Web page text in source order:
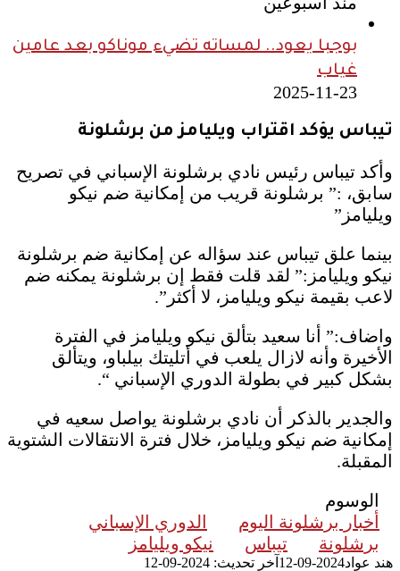
بوجبا يعود.. لمساته تضيء موناكو بعد عامين
غياب
2025-11-23
تيباس يؤكد اقتراب ويليامز من برشلونة
وأكد تيباس رئيس نادي برشلونة الإسباني في تصريح
سابق، :” برشلونة قريب من إمكانية ضم نيكو
ويليامز”
بينما علق تيباس عند سؤاله عن إمكانية ضم برشلونة
نيكو ويليامز:” لقد قلت فقط إن برشلونة يمكنه ضم
لاعب بقيمة نيكو ويليامز، لا أكثر”.
واضاف:” أنا سعيد بتألق نيكو ويليامز في الفترة
الأخيرة وأنه لازال يلعب في أتليتك بيلباو، ويتألق
بشكل كبير في بطولة الدوري الإسباني “.
والجدير بالذكر أن نادي برشلونة يواصل سعيه في
إمكانية ضم نيكو ويليامز، خلال فترة الانتقالات الشتوية
المقبلة.
الوسوم
أخبار برشلونة اليوم
الدوري الإسباني
برشلونة
تيباس نيكو ويليامز
هند عواد2024-09-12 آخر تحديث: 2024-09-12